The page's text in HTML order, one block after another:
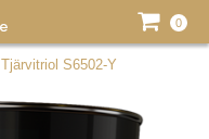
0
Tjärvitriol S6502-Y